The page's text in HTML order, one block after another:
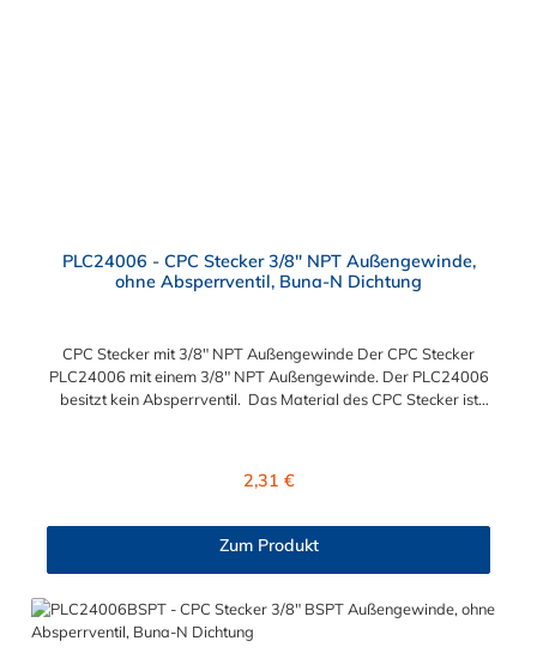
PLC24006 - CPC Stecker 3/8" NPT Außengewinde,
ohne Absperrventil, Buna-N Dichtung
CPC Stecker mit 3/8" NPT Außengewinde Der CPC Stecker
PLC24006 mit einem 3/8" NPT Außengewinde. Der PLC24006
besitzt kein Absperrventil. Das Material des CPC Stecker ist
und LC- kombinieren. Die CPC-Serie bietet eine große Auswahl
anspruchsvollsten Anwendungen für Industrie, Biopharmazie,
hochzuverlässiges Steckverbindersystem, das eine
mechanische Verbindungen bietet. Es wird in einer Vielzahl von
Regulärer Preis:
2,31 €
Zum Produkt